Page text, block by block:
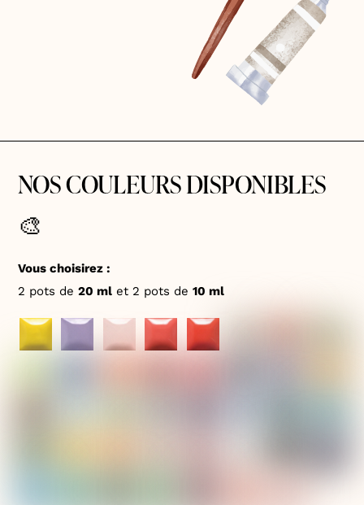
NOS COULEURS DISPONIBLES
🎨
Vous choisirez :
2 pots de20 ml et 2 pots de10 ml